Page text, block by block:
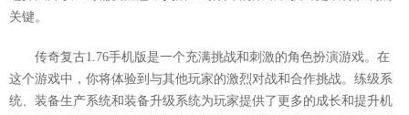
关键。
传奇复古1.76手机版是一个充满挑战和刺激的角色扮演游戏。在
这个游戏中，你将体验到与其他玩家的激烈对战和合作挑战。练级系
统、装备生产系统和装备升级系统为玩家提供了更多的成长和提升机